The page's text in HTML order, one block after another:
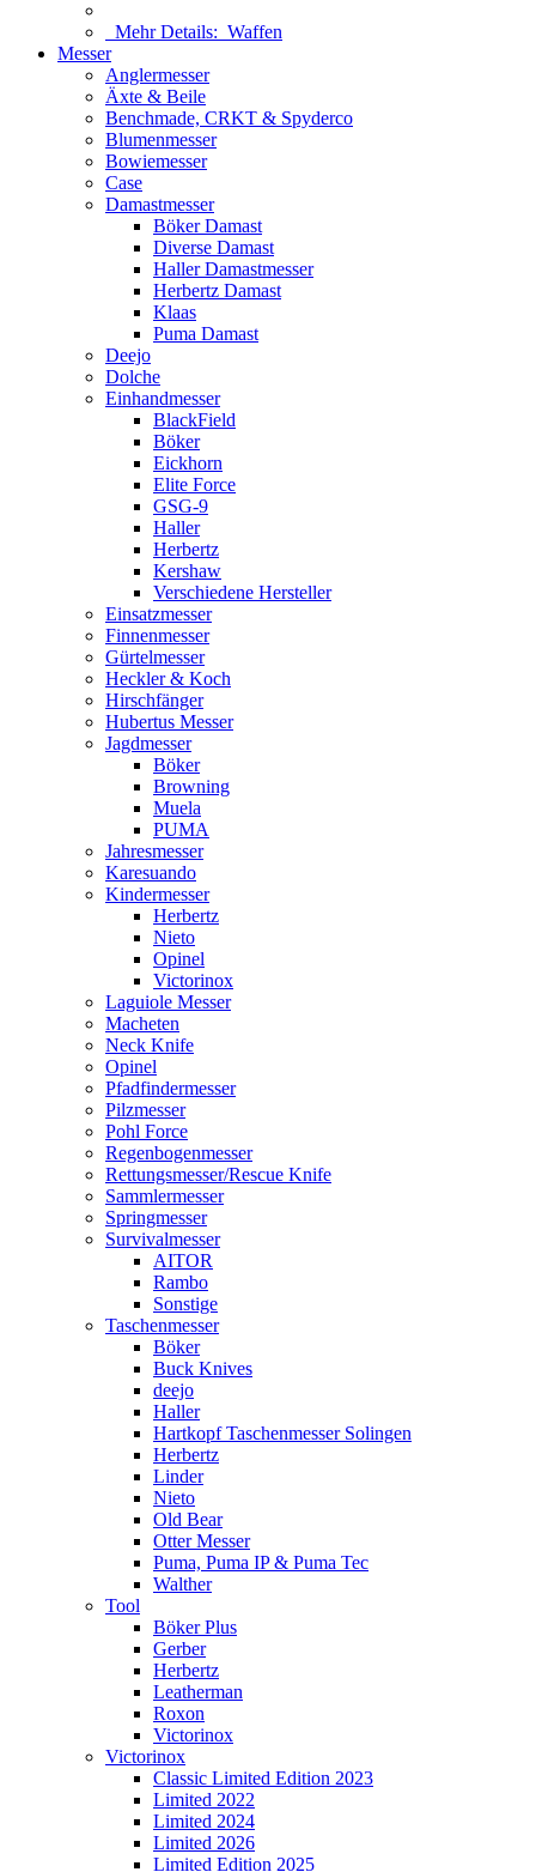
Mehr Details: Waffen
Messer
Anglermesser
Äxte & Beile
Benchmade, CRKT & Spyderco
Blumenmesser
Bowiemesser
Case
Damastmesser
Böker Damast
Diverse Damast
Haller Damastmesser
Herbertz Damast
Klaas
Puma Damast
Deejo
Dolche
Einhandmesser
BlackField
Böker
Eickhorn
Elite Force
GSG-9
Haller
Herbertz
Kershaw
Verschiedene Hersteller
Einsatzmesser
Finnenmesser
Gürtelmesser
Heckler & Koch
Hirschfänger
Hubertus Messer
Jagdmesser
Böker
Browning
Muela
PUMA
Jahresmesser
Karesuando
Kindermesser
Herbertz
Nieto
Opinel
Victorinox
Laguiole Messer
Macheten
Neck Knife
Opinel
Pfadfindermesser
Pilzmesser
Pohl Force
Regenbogenmesser
Rettungsmesser/Rescue Knife
Sammlermesser
Springmesser
Survivalmesser
AITOR
Rambo
Sonstige
Taschenmesser
Böker
Buck Knives
deejo
Haller
Hartkopf Taschenmesser Solingen
Herbertz
Linder
Nieto
Old Bear
Otter Messer
Puma, Puma IP & Puma Tec
Walther
Tool
Böker Plus
Gerber
Herbertz
Leatherman
Roxon
Victorinox
Victorinox
Classic Limited Edition 2023
Limited 2022
Limited 2024
Limited 2026
Limited Edition 2025